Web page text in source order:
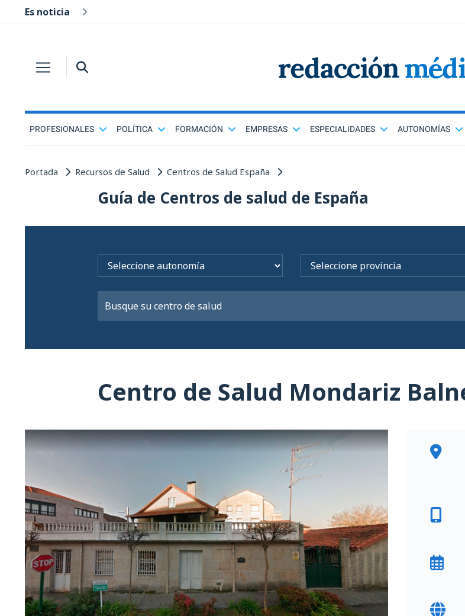
Es noticia
PROFESIONALES POLÍTICA FORMACIÓN EMPRESAS ESPECIALIDADES AUTONOMÍAS
Portada Recursos de Salud Centros de Salud España
Guía de Centros de salud de España
Centro de Salud Mondariz